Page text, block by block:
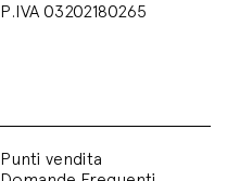
P.IVA 03202180265
Punti vendita